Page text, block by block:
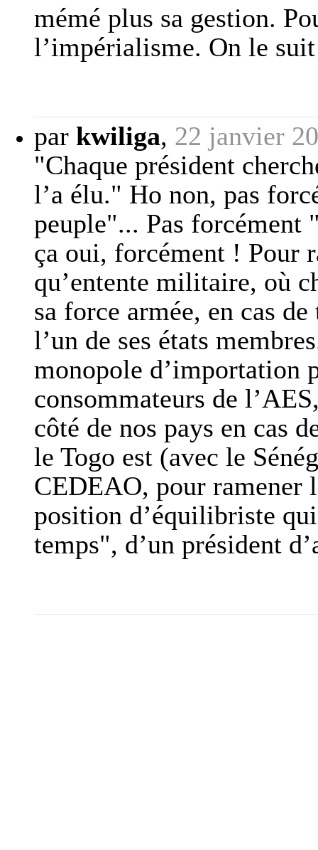
mémé plus sa gestion.
l’impérialisme. On le
par kwiliga, 22 janvier
"Chaque président
l’a élu." Ho non, pas
peuple"... Pas forcément
ça oui, forcément ! Pour
qu’entente militaire, où
sa force armée, en cas
l’un de ses états
monopole d’importation
consommateurs de
côté de nos pays en cas
le Togo est (avec le
CEDEAO, pour ramener
position d’équilibriste
temps", d’un président